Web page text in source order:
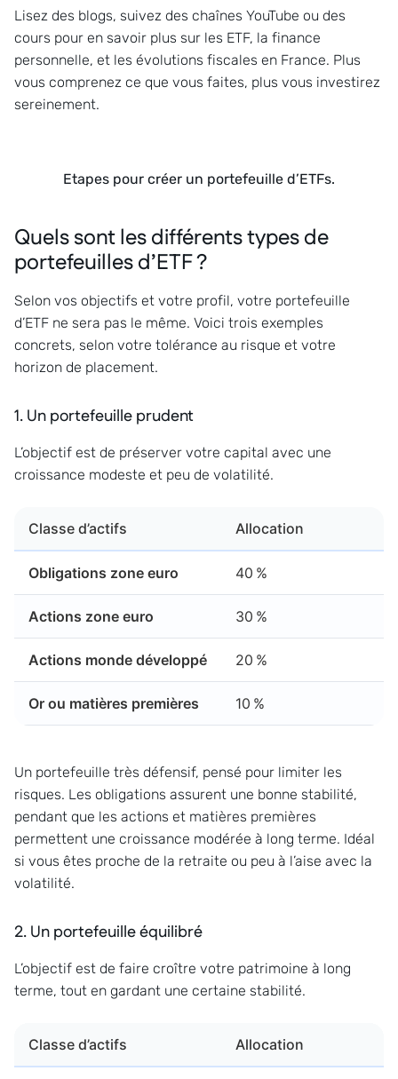
Lisez des blogs, suivez des chaînes YouTube ou des
cours pour en savoir plus sur les ETF, la finance
personnelle, et les évolutions fiscales en France. Plus
vous comprenez ce que vous faites, plus vous investirez
sereinement.
Etapes pour créer un portefeuille d’ETFs.
Quels sont les différents types de
portefeuilles d’ETF ?
Selon vos objectifs et votre profil, votre portefeuille
d’ETF ne sera pas le même. Voici trois exemples
concrets, selon votre tolérance au risque et votre
horizon de placement.
1. Un portefeuille prudent
L’objectif est de préserver votre capital avec une
croissance modeste et peu de volatilité.
Classe d’actifs Allocation
Obligations zone euro 40 %
Actions zone euro 30 %
Actions monde développé 20 %
Or ou matières premières 10 %
Un portefeuille très défensif, pensé pour limiter les
risques. Les obligations assurent une bonne stabilité,
pendant que les actions et matières premières
permettent une croissance modérée à long terme. Idéal
si vous êtes proche de la retraite ou peu à l’aise avec la
volatilité.
2. Un portefeuille équilibré
L’objectif est de faire croître votre patrimoine à long
terme, tout en gardant une certaine stabilité.
Classe d’actifs Allocation